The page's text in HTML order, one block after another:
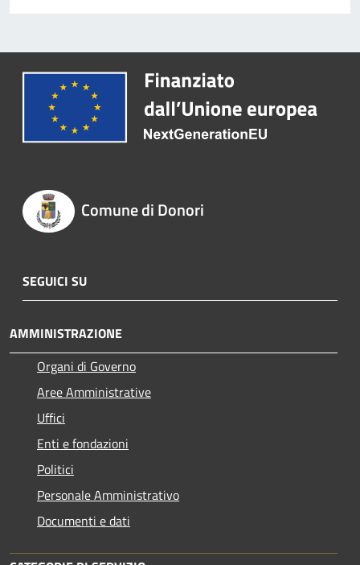
Comune di Donori
SEGUICI SU
AMMINISTRAZIONE
Organi di Governo
Aree Amministrative
Uffici
Enti e fondazioni
Politici
Personale Amministrativo
Documenti e dati